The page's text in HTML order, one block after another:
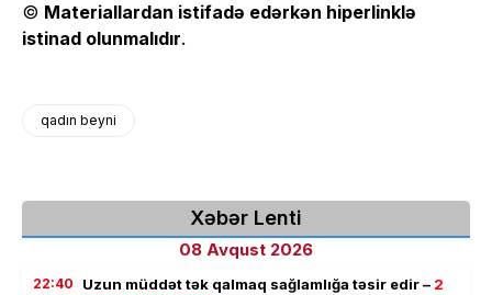
© Materiallardan istifadə edərkən hiperlinklə
istinad olunmalıdır.
qadın beyni
Xəbər Lenti
08 Avqust 2026
22:40 Uzun müddət tək qalmaq sağlamlığa təsir edir – 2